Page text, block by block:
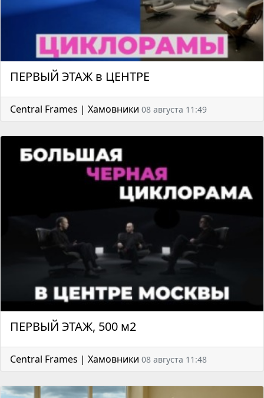
ПЕРВЫЙ ЭТАЖ в ЦЕНТРЕ
Central Frames | Хамовники 08 августа 11:49
ПЕРВЫЙ ЭТАЖ, 500 м2
Central Frames | Хамовники 08 августа 11:48